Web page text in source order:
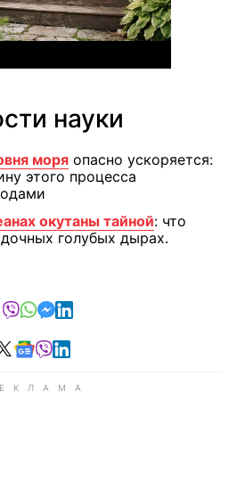
науки
моря опасно ускоряется:
этого процесса
окутаны тайной: что
голубых дырах.
в Telegram
в Facebook
поделиться в X
отправить в Viber
отправить в Whatsapp
отправить в Messenger
отправить в LinkedIn
в Telegram
в Facebook
Читайте в X
Читайте в Google news
Читайте в Viber
Читайте в LinkedIn